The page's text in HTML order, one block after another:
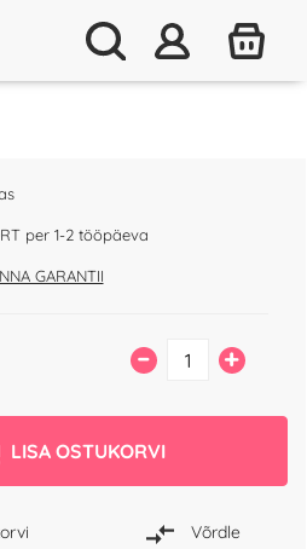
per 1-2 tööpäeva
GARANTII
– +
LISA OSTUKORVI
Võrdle